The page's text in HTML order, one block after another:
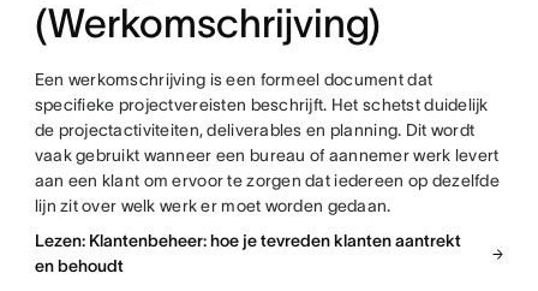
(Werkomschrijving)
Een werkomschrijving is een formeel document dat
specifieke projectvereisten beschrijft. Het schetst duidelijk
de projectactiviteiten, deliverables en planning. Dit wordt
vaak gebruikt wanneer een bureau of aannemer werk levert
aan een klant om ervoor te zorgen dat iedereen op dezelfde
lijn zit over welk werk er moet worden gedaan.
Lezen: Klantenbeheer: hoe je tevreden klanten aantrekt
en behoudt